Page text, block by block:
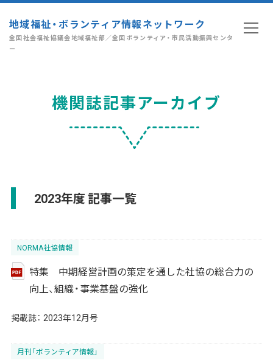
地域福祉・ボランティア情報ネットワーク
全国社会福祉協議会地域福祉部／全国ボランティア・市民活動振興センタ
ー
機関誌記事アーカイブ
2023年度 記事一覧
NORMA社協情報
特集 中期経営計画の策定を通した社協の総合力の
向上、組織・事業基盤の強化
掲載誌： 2023年12月号
月刊「ボランティア情報」